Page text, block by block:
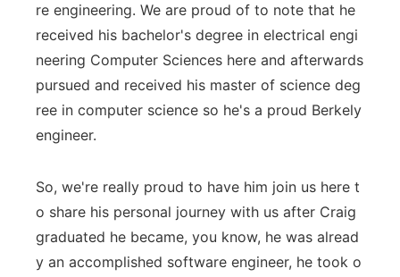
re engineering. We are proud of to note that he
received his bachelor's degree in electrical engi
neering Computer Sciences here and afterwards
pursued and received his master of science deg
ree in computer science so he's a proud Berkely
engineer.
So, we're really proud to have him join us here t
o share his personal journey with us after Craig
graduated he became, you know, he was alread
y an accomplished software engineer, he took o